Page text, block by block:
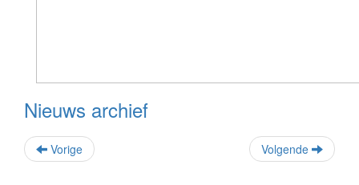
Nieuws archief
Vorige Volgende